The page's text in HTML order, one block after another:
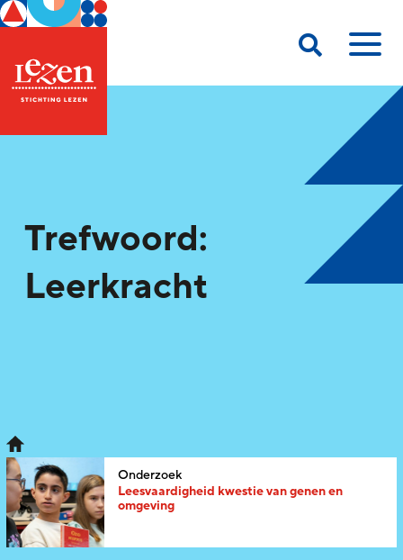
Trefwoord:
Leerkracht
Onderzoek
Leesvaardigheid kwestie van genen en
omgeving